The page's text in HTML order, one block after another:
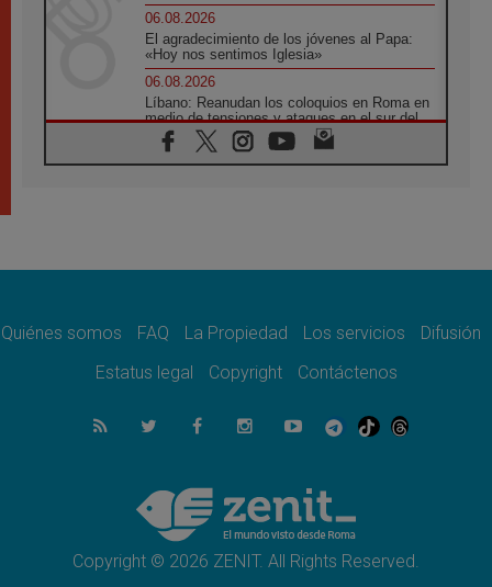
06.08.2026
El agradecimiento de los jóvenes al Papa:
«Hoy nos sentimos Iglesia»
06.08.2026
Líbano: Reanudan los coloquios en Roma en
medio de tensiones y ataques en el sur del
país
06.08.2026
noticia para todo el Uruguay
León XIV: La revolución del Evangelio
06.08.2026
La Iglesia en Ceuta: caridad y esperanza
La visita del Papa a Perú será un tiempo de
gracia reconciliación y esperanza
Quiénes somos FAQ La Propiedad Los servicios
Difusión
Estatus legal
Copyright Contáctenos
Copyright © 2026 ZENIT. All Rights Reserved.